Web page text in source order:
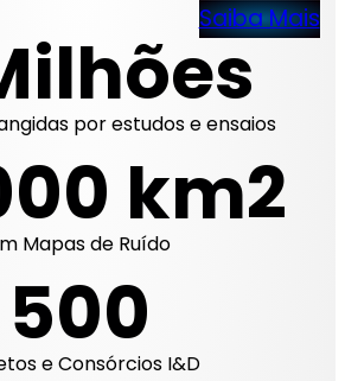
Saiba Mais
por estudos e ensaios
km2
Mapas de Ruído
500
e Consórcios I&D